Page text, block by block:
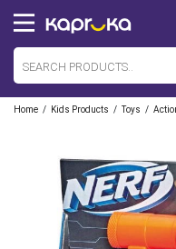
Home / Kids Products / Toys /